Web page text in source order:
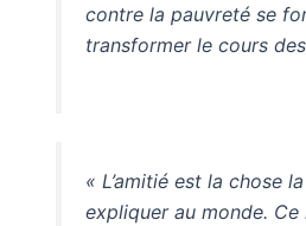
contre la pauvreté se
transformer le cours
« L’amitié est la chose
expliquer au monde. Ce